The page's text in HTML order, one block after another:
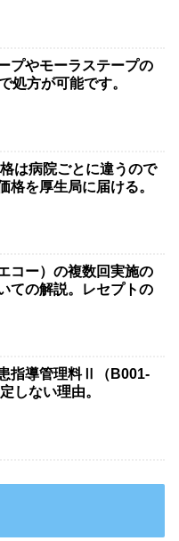
プやモーラステープの
処方が可能です。
は病院ごとに違うので
格を厚生局に届ける。
コー）の複数回実施の
ての解説。レセプトの
指導管理料Ⅱ（B001-
しない理由。